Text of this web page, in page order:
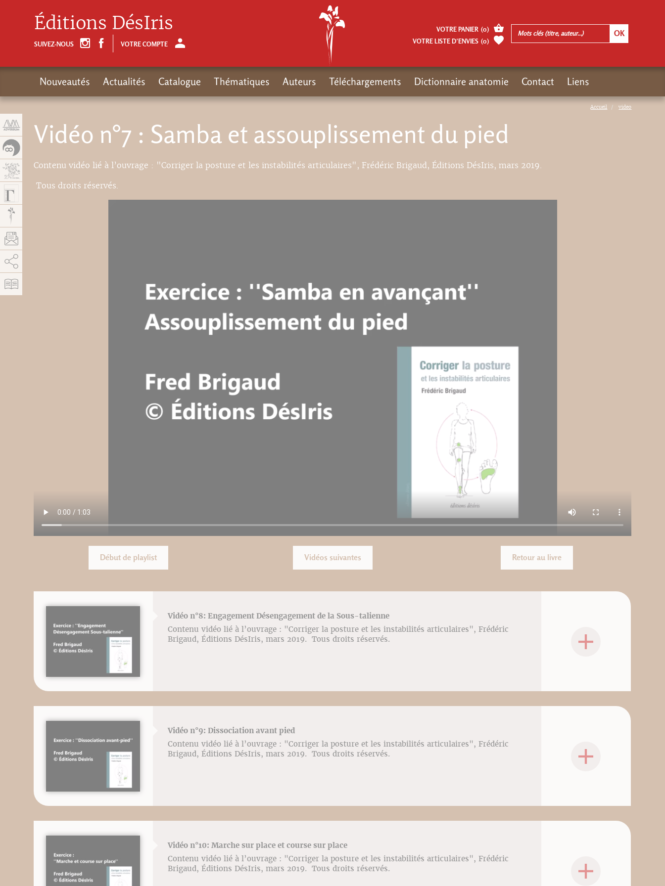
Accueil video
Vidéo n°7 : Samba et assouplissement du pied
Contenu vidéo lié à l’ouvrage : "Corriger la posture et les instabilités articulaires", Frédéric Brigaud, Éditions DésIris, mars 2019.
Tous droits réservés.
Début de playlist Vidéos suivantes Retour au livre
Vidéo n°8: Engagement Désengagement de la Sous-talienne
Contenu vidéo lié à l’ouvrage : "Corriger la posture et les instabilités articulaires", Frédéric
Brigaud, Éditions DésIris, mars 2019. Tous droits réservés.
Vidéo n°9: Dissociation avant pied
Contenu vidéo lié à l’ouvrage : "Corriger la posture et les instabilités articulaires", Frédéric
Brigaud, Éditions DésIris, mars 2019. Tous droits réservés.
Vidéo n°10: Marche sur place et course sur place
Contenu vidéo lié à l’ouvrage : "Corriger la posture et les instabilités articulaires", Frédéric
Brigaud, Éditions DésIris, mars 2019. Tous droits réservés.
Éditions DésIris
SUIVEZ-NOUS VOTRE COMPTE
VOTRE PANIER (0)
VOTRE LISTE D’ENVIES (0)
Nouveautés Actualités Catalogue Thématiques Auteurs Téléchargements Dictionnaire anatomie Contact Liens